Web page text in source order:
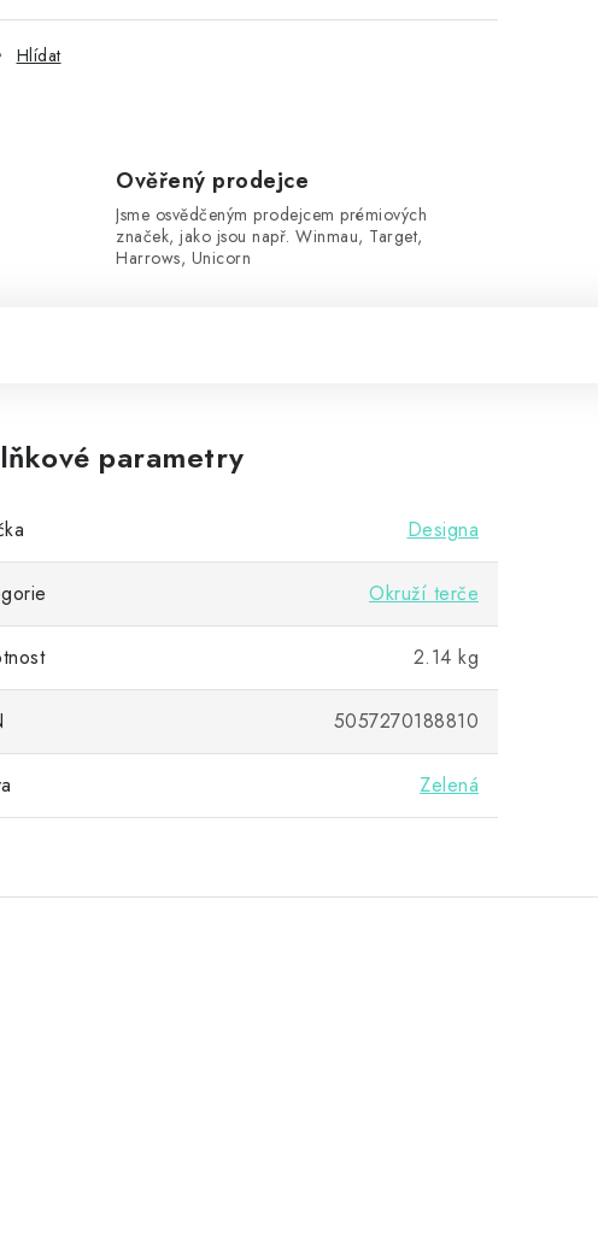
Hlídat
Ověřený prodejce
Jsme osvědčeným prodejcem prémiových
značek, jako jsou např. Winmau, Target,
Harrows, Unicorn
parametry
Designa
Okruží terče
2.14 kg
5057270188810
Zelená